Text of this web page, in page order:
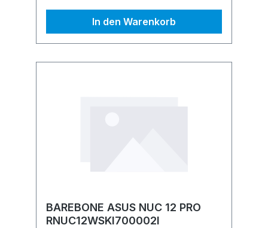
In den Warenkorb
BAREBONE ASUS NUC 12 PRO
RNUC12WSKI700002I